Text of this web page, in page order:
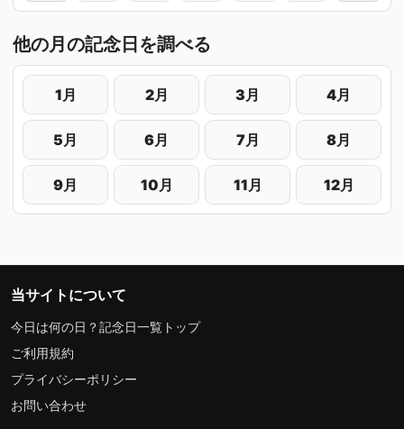
他の月の記念日を調べる
1月 2月 3月 4月
5月 6月 7月 8月
9月 10月 11月 12月
当サイトについて
今日は何の日？記念日一覧トップ
ご利用規約
プライバシーポリシー
お問い合わせ